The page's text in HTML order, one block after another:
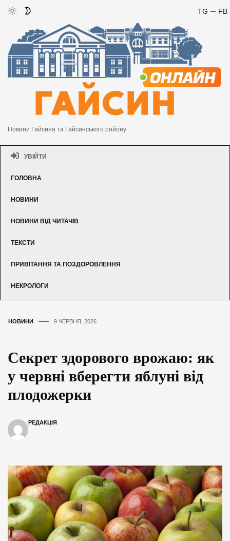
FB
TG
Новини Гайсина та Гайсинського району
УВІЙТИ
ГОЛОВНА
НОВИНИ
НОВИНИ ВІД ЧИТАЧІВ
ТЕКСТИ
ПРИВІТАННЯ ТА ПОЗДОРОВЛЕННЯ
НЕКРОЛОГИ
НОВИНИ 9 ЧЕРВНЯ, 2026
Секрет здорового врожаю: як
у червні вберегти яблуні від
плодожерки
РЕДАКЦІЯ